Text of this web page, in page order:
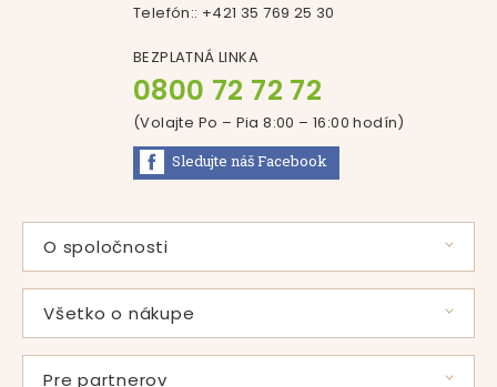
Telefón:: +421 35 769 25 30
BEZPLATNÁ LINKA
0800 72 72 72
(Volajte Po – Pia 8:00 – 16:00 hodín)
Sledujte nášFacebook
O spoločnosti
Príbeh pani Svátovej
Vlastná výroba
Všetko o nákupe
Časté otázky
Pre partnerov